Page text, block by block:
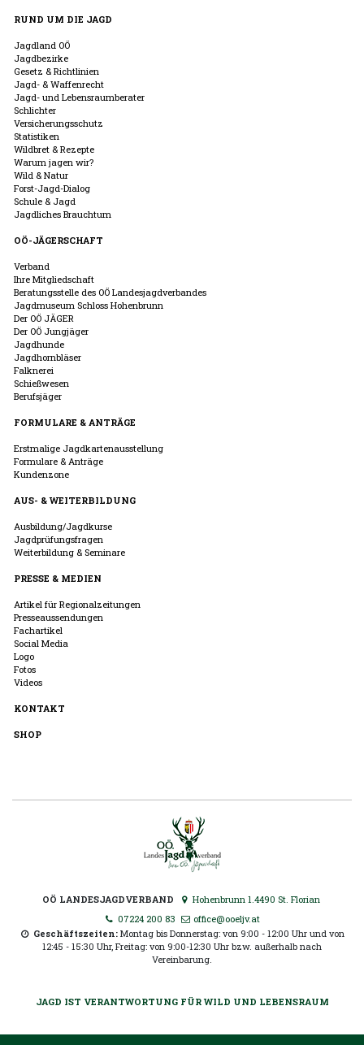
RUND UM DIE JAGD
Jagdland OÖ
Jagdbezirke
Gesetz & Richtlinien
Jagd- & Waffenrecht
Jagd- und Lebensraumberater
Schlichter
Versicherungsschutz
Statistiken
Wildbret & Rezepte
Warum jagen wir?
Wild & Natur
Forst-Jagd-Dialog
Schule & Jagd
Jagdliches Brauchtum
OÖ-JÄGERSCHAFT
Verband
Ihre Mitgliedschaft
Beratungsstelle des OÖ Landesjagdverbandes
Jagdmuseum Schloss Hohenbrunn
Der OÖ JÄGER
Der OÖ Jungjäger
Jagdhunde
Jagdhornbläser
Falknerei
Schießwesen
Berufsjäger
FORMULARE & ANTRÄGE
Erstmalige Jagdkartenausstellung
Formulare & Anträge
Kundenzone
AUS- & WEITERBILDUNG
Ausbildung/Jagdkurse
Jagdprüfungsfragen
Weiterbildung & Seminare
PRESSE & MEDIEN
Artikel für Regionalzeitungen
Presseaussendungen
Fachartikel
Social Media
Logo
Fotos
Videos
KONTAKT
SHOP
OÖ LANDESJAGDVERBAND
Hohenbrunn 1.4490 St. Florian
07224 200 83
office@ooeljv.at
Geschäftszeiten: Montag bis Donnerstag: von 9:00 - 12:00 Uhr und von
12:45 - 15:30 Uhr, Freitag: von 9:00-12:30 Uhr bzw. außerhalb nach
Vereinbarung.
JAGD IST VERANTWORTUNG FÜR WILD UND LEBENSRAUM